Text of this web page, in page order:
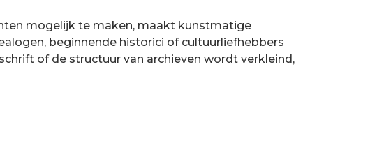
mogelijk te maken, maakt kunstmatige
beginnende historici of cultuurliefhebbers
of de structuur van archieven wordt verkleind,